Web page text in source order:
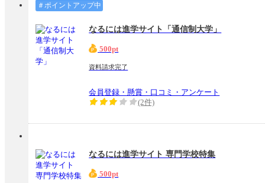
＃ポイントアップ中
なるには進学サイト「通信制大学」
500pt
資料請求完了
会員登録・懸賞・口コミ・アンケート
(2件)
なるには進学サイト 専門学校特集
500pt